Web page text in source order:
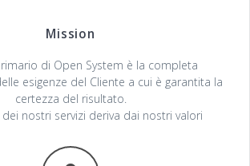
Mission
di Open System è la completa
esigenze del Cliente a cui è garantita la
certezza del risultato.
dei nostri servizi deriva dai nostri valori